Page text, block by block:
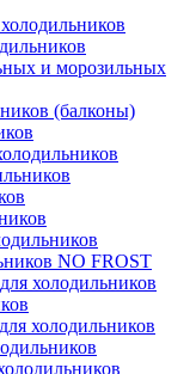
и морозильных
(балконы)
NO FROST
холодильников
холодильников